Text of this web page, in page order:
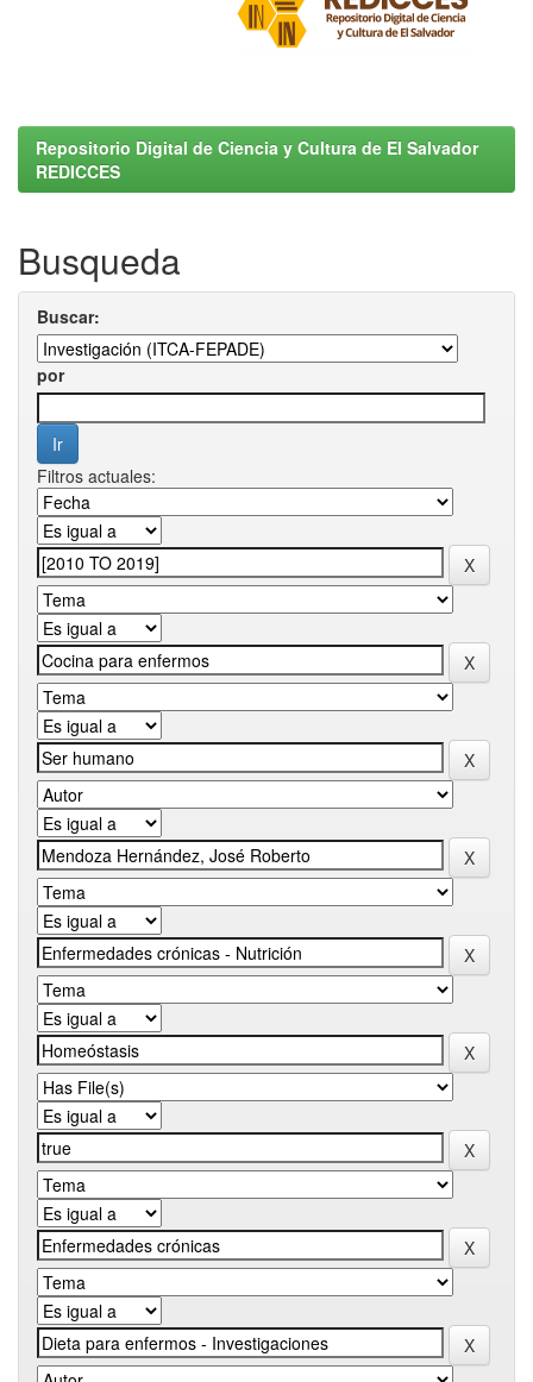
Repositorio Digital de Ciencia y Cultura de El Salvador
REDICCES
Busqueda
Buscar:
por
Filtros actuales: